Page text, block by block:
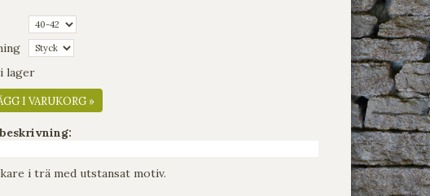
lager
I VARUKORG »
i trä med utstansat motiv.